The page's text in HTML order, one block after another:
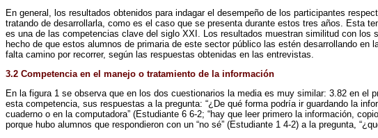
En general, los resultados obtenidos para indagar el desempeño de los participantes
tratando de desarrollarla, como es el caso que se presenta durante estos tres años. Esta
es una de las competencias clave del siglo XXI. Los resultados muestran similitud con los
hecho de que estos alumnos de primaria de este sector público las estén desarrollando
falta camino por recorrer, según las respuestas obtenidas en las entrevistas.
3.2 Competencia en el manejo o tratamiento de la información
En la figura 1 se observa que en los dos cuestionarios la media es muy similar: 3.82 en
esta competencia, sus respuestas a la pregunta: “¿De qué forma podría ir guardando la
cuaderno o en la computadora” (Estudiante 6 6-2; “hay que leer primero la información,
porque hubo alumnos que respondieron con un “no sé” (Estudiante 1 4-2) a la pregunta,